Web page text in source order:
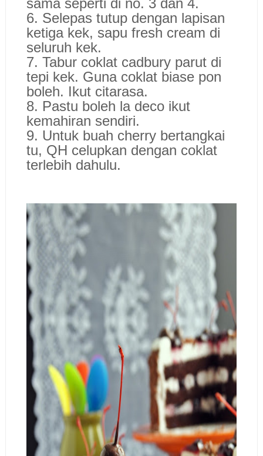
sama seperti di no. 3 dan 4.
6. Selepas tutup dengan lapisan
ketiga kek, sapu fresh cream di
seluruh kek.
7. Tabur coklat cadbury parut di
tepi kek. Guna coklat biase pon
boleh. Ikut citarasa.
8. Pastu boleh la deco ikut
kemahiran sendiri.
9. Untuk buah cherry bertangkai
tu, QH celupkan dengan coklat
terlebih dahulu.